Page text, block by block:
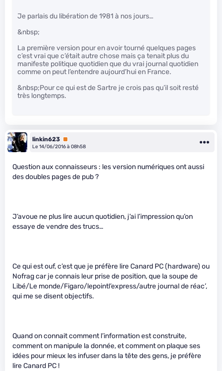
Je parlais du libération de 1981 à nos jours…
&nbsp;
La première version pour en avoir tourné quelques pages
c’est vrai que c’était autre chose mais ça tenait plus du
manifeste politique quotidien que du vrai journal quotidien
comme on peut l’entendre aujourd’hui en France.
&nbsp;Pour ce qui est de Sartre je crois pas qu’il soit resté
très longtemps.
linkin623 Premium
Le 14/06/2016 à 08h58
Question aux connaisseurs : les version numériques ont aussi
des doubles pages de pub ?
J’avoue ne plus lire aucun quotidien, j’ai l’impression qu’on
essaye de vendre des trucs…
Ce qui est ouf, c’est que je préfère lire Canard PC (hardware) ou
Nofrag car je connais leur prise de position, que la soupe de
Libé/Le monde/Figaro/lepointl’express/autre journal de réac’,
qui me se disent objectifs.
Quand on connait comment l’information est construite,
comment on manipule la donnée, et comment on plaque ses
idées pour mieux les infuser dans la tête des gens, je préfère
lire Canard PC !